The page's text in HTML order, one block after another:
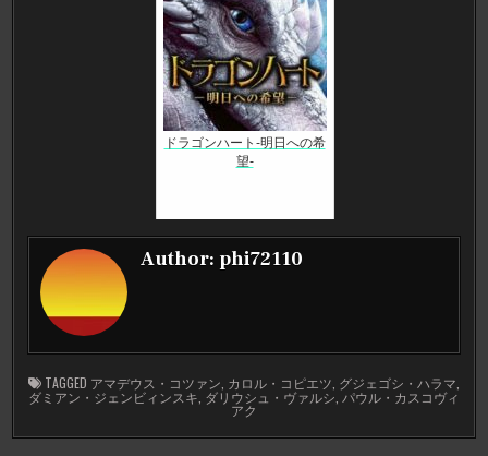
ドラゴンハート-明日への希
望-
Author: phi72110
TAGGED アマデウス・コツァン カロル・コピエツ グジェゴシ・ハラマ
ダミアン・ジェンビィンスキ ダリウシュ・ヴァルシ ,パウル・カスコヴィ
アク